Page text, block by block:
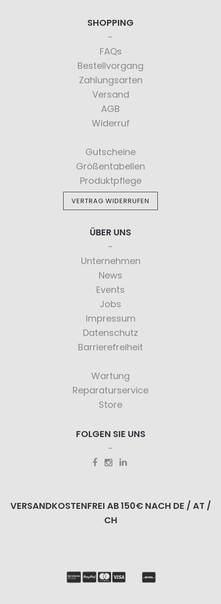
SHOPPING
FAQs
Bestellvorgang
Zahlungsarten
Versand
AGB
Widerruf
Gutscheine
Größentabellen
Produktpflege
VERTRAG WIDERRUFEN
ÜBER UNS
Unternehmen
News
Events
Jobs
Impressum
Datenschutz
Barrierefreiheit
Wartung
Reparaturservice
Store
FOLGEN SIE UNS
VERSANDKOSTENFREI AB 150€ NACH DE / AT /
CH